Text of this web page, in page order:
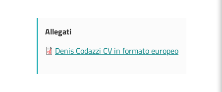
Allegati
Denis Codazzi CV in formato europeo